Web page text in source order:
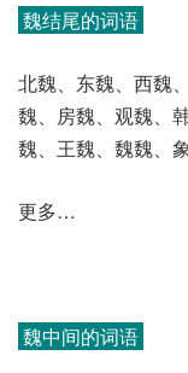
魏结尾的词语
北魏、东魏、西魏
魏、房魏、观魏、
魏、王魏、魏魏、
更多…
魏中间的词语